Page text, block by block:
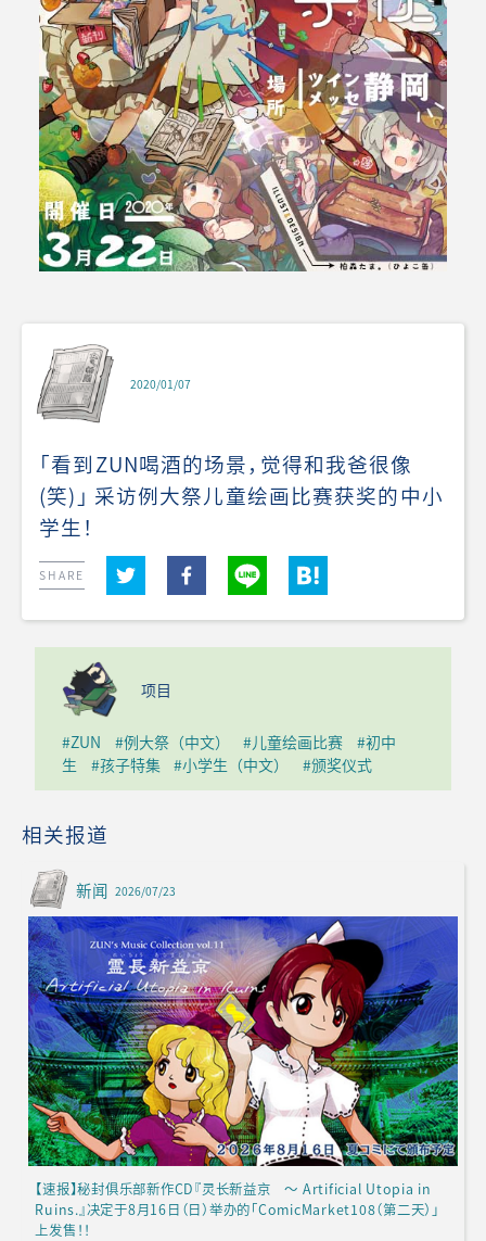
2020/01/07
「看到ZUN喝酒的场景，觉得和我爸很像
(笑)」 采访例大祭儿童绘画比赛获奖的中小
学生！
SHARE
项目
#ZUN #例大祭（中文） #儿童绘画比赛
#初中
生
#孩子特集 #小学生（中文） #颁奖仪式
相关报道
新闻 2026/07/23
【速报】秘封俱乐部新作CD『灵长新益京 ～ Artificial Utopia in
Ruins.』决定于8月16日（日）举办的「ComicMarket108（第二天）」
上发售！！